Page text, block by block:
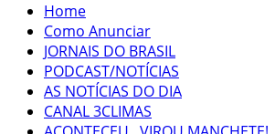
Home
Como Anunciar
JORNAIS DO BRASIL
PODCAST/NOTÍCIAS
AS NOTÍCIAS DO DIA
CANAL 3CLIMAS